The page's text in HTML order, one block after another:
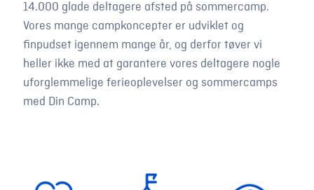
14.000 glade deltagere afsted på sommercamp.
Vores mange campkoncepter er udviklet og
finpudset igennem mange år, og derfor tøver vi
heller ikke med at garantere vores deltagere nogle
uforglemmelige ferieoplevelser og sommercamps
med Din Camp.